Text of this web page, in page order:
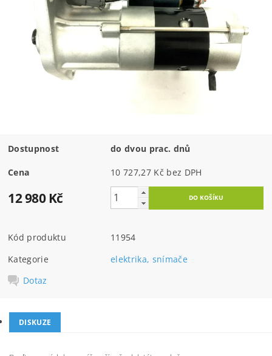
Dostupnost do dvou prac. dnů
Cena 10 727,27 Kč bez DPH
12 980 Kč
Kód produktu
11954
Kategorie
elektrika, snímače
Dotaz
DISKUZE